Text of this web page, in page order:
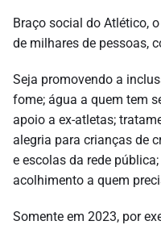
Braço social do Atlético,
de milhares de pessoas,
Seja promovendo a
fome; água a quem tem
apoio a ex-atletas;
alegria para crianças de
e escolas da rede
acolhimento a quem
Somente em 2023, por